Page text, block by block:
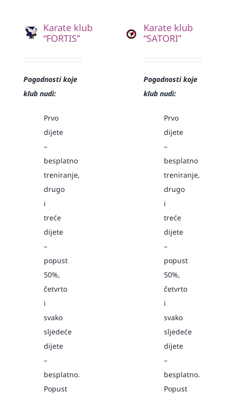
Karate klub
“FORTIS”
Pogodnosti koje
klub nudi:
Prvo
dijete
–
besplatno
treniranje,
drugo
i
treće
dijete
–
popust
50%,
četvrto
i
svako
sljedeće
dijete
–
besplatno.
Popust
Karate klub
“SATORI”
Pogodnosti koje
klub nudi:
Prvo
dijete
–
besplatno
treniranje,
drugo
i
treće
dijete
–
popust
50%,
četvrto
i
svako
sljedeće
dijete
–
besplatno.
Popust